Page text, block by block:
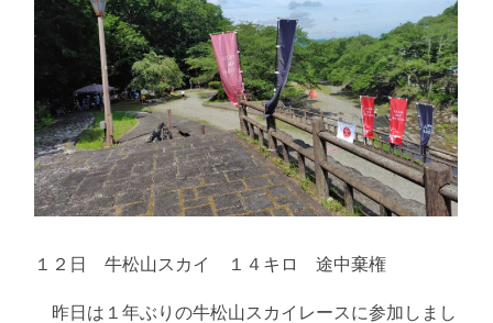
１２日 牛松山スカイ １４キロ 途中棄権
昨日は１年ぶりの牛松山スカイレースに参加しまし